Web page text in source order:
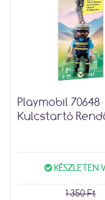
Playmobil 70648
Kulcstartó
KÉSZLETEN
1 350 Ft